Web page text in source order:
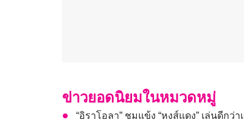
ข่าวยอดนิยมในหมวดหมู่
“อิราโอลา” ชมแข้ง “หงส์แดง” เล่นดีกว่า